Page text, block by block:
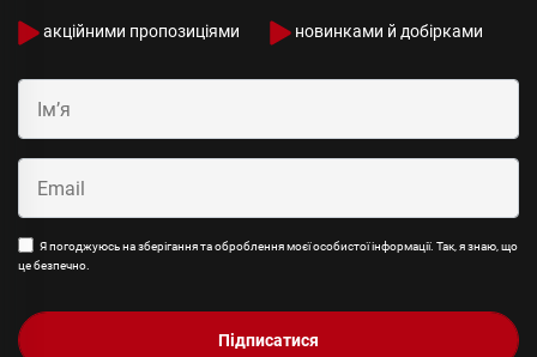
акційними пропозиціями новинками й добірками
Я погоджуюсь на зберігання та оброблення моєї особистої інформації. Так, я знаю, що
це безпечно.
Підписатися